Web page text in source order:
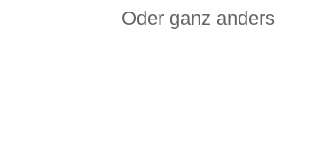
Oder ganz anders